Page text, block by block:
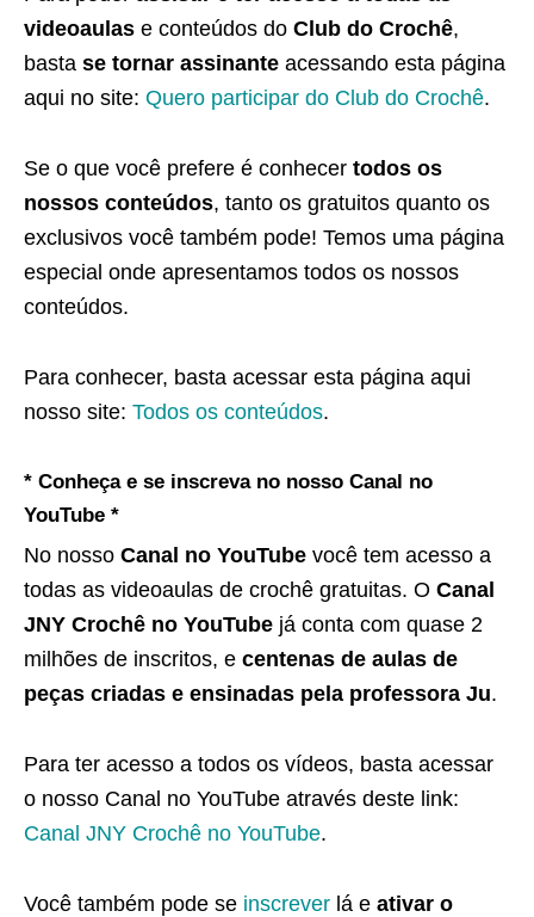
videoaulas e conteúdos do Club do Crochê,
basta se tornar assinante acessando esta página
aqui no site: Quero participar do Club do Crochê.
Se o que você prefere é conhecer todos os
nossos conteúdos, tanto os gratuitos quanto os
exclusivos você também pode! Temos uma página
especial onde apresentamos todos os nossos
conteúdos.
Para conhecer, basta acessar esta página aqui
nosso site: Todos os conteúdos.
* Conheça e se inscreva no nosso Canal no
YouTube *
No nosso Canal no YouTube você tem acesso a
todas as videoaulas de crochê gratuitas. O Canal
JNY Crochê no YouTube já conta com quase 2
milhões de inscritos, e centenas de aulas de
peças criadas e ensinadas pela professora Ju.
Para ter acesso a todos os vídeos, basta acessar
o nosso Canal no YouTube através deste link:
Canal JNY Crochê no YouTube.
Você também pode se inscrever lá e ativar o